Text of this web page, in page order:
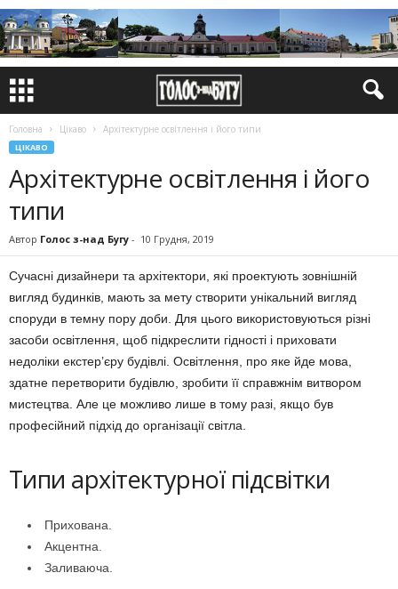
Головна Цікаво Архітектурне освітлення і його типи
ЦІКАВО
Архітектурне освітлення і його
типи
Автор Голос з-над Бугу - 10 Грудня, 2019
Сучасні дизайнери та архітектори, які проектують зовнішній
вигляд будинків, мають за мету створити унікальний вигляд
споруди в темну пору доби. Для цього використовуються різні
засоби освітлення, щоб підкреслити гідності і приховати
недоліки екстер’єру будівлі. Освітлення, про яке йде мова,
здатне перетворити будівлю, зробити її справжнім витвором
мистецтва. Але це можливо лише в тому разі, якщо був
професійний підхід до організації світла.
Типи архітектурної підсвітки
Прихована.
Акцентна.
Заливаюча.